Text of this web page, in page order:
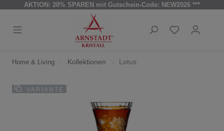
AKTION: 20% SPAREN mit Gutschein-Code: NEW2026 ***
Home & Living Kollektionen Lotus
VARIANTE